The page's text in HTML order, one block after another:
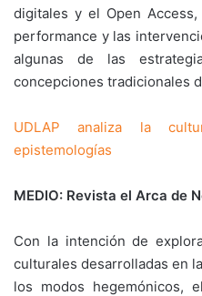
digitales y el Open
performance y las
algunas de las
concepciones tradicionales
UDLAP analiza la
epistemologías
MEDIO: Revista el Arca de
Con la intención de
culturales desarrolladas en
los modos hegemónicos,